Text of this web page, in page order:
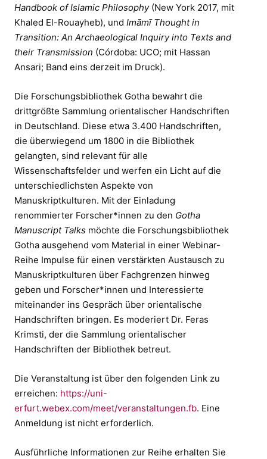
Handbook of Islamic Philosophy(New York 2017, mit
Khaled El-Rouayheb), und Imāmī Thought in
Transition: An Archaeological Inquiry into Texts and
their Transmission (Córdoba: UCO; mit Hassan
Ansari; Band eins derzeit im Druck).
Die Forschungsbibliothek Gotha bewahrt die
drittgrößte Sammlung orientalischer Handschriften
in Deutschland. Diese etwa 3.400 Handschriften,
die überwiegend um 1800 in die Bibliothek
gelangten, sind relevant für alle
Wissenschaftsfelder und werfen ein Licht auf die
unterschiedlichsten Aspekte von
Manuskriptkulturen. Mit der Einladung
renommierter Forscher*innen zu den Gotha
Manuscript Talks möchte die Forschungsbibliothek
Gotha ausgehend vom Material in einer Webinar-
Reihe Impulse für einen verstärkten Austausch zu
Manuskriptkulturen über Fachgrenzen hinweg
geben und Forscher*innen und Interessierte
miteinander ins Gespräch über orientalische
Handschriften bringen. Es moderiert Dr. Feras
Krimsti, der die Sammlung orientalischer
Handschriften der Bibliothek betreut.
Die Veranstaltung ist über den folgenden Link zu
erreichen: https://uni-
erfurt.webex.com/meet/veranstaltungen.fb. Eine
Anmeldung ist nicht erforderlich.
Ausführliche Informationen zur Reihe erhalten Sie